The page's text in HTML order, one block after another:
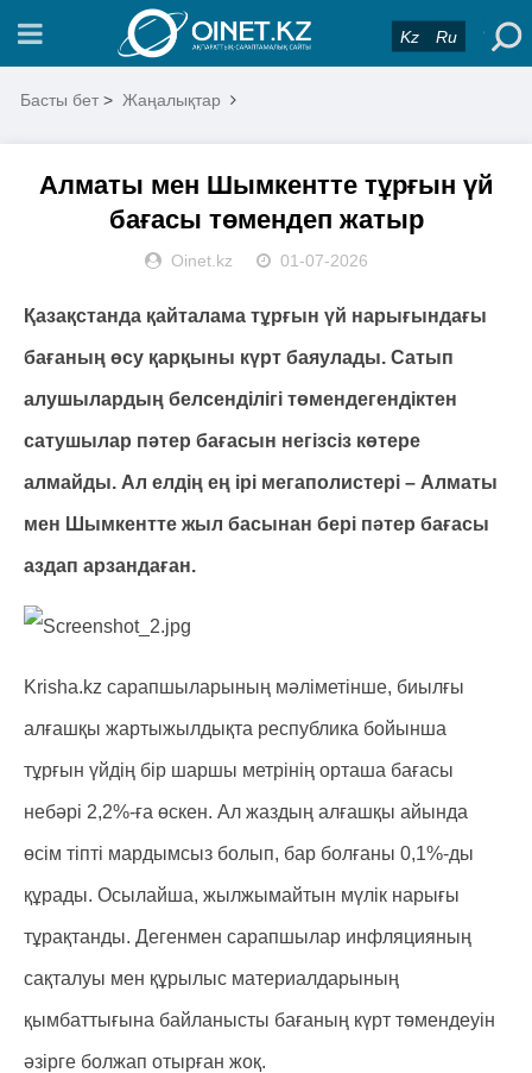
Kz Ru
Басты бет > Жаңалықтар
Алматы мен Шымкентте тұрғын үй
бағасы төмендеп жатыр
Oinet.kz 01-07-2026
Қазақстанда қайталама тұрғын үй нарығындағы
бағаның өсу қарқыны күрт баяулады. Сатып
алушылардың белсенділігі төмендегендіктен
сатушылар пәтер бағасын негізсіз көтере
алмайды. Ал елдің ең ірі мегаполистері – Алматы
мен Шымкентте жыл басынан бері пәтер бағасы
аздап арзандаған.
Krisha.kz сарапшыларының мәліметінше, биылғы
алғашқы жартыжылдықта республика бойынша
тұрғын үйдің бір шаршы метрінің орташа бағасы
небәрі 2,2%-ға өскен. Ал жаздың алғашқы айында
өсім тіпті мардымсыз болып, бар болғаны 0,1%-ды
құрады. Осылайша, жылжымайтын мүлік нарығы
тұрақтанды. Дегенмен сарапшылар инфляцияның
сақталуы мен құрылыс материалдарының
қымбаттығына байланысты бағаның күрт төмендеуін
әзірге болжап отырған жоқ.